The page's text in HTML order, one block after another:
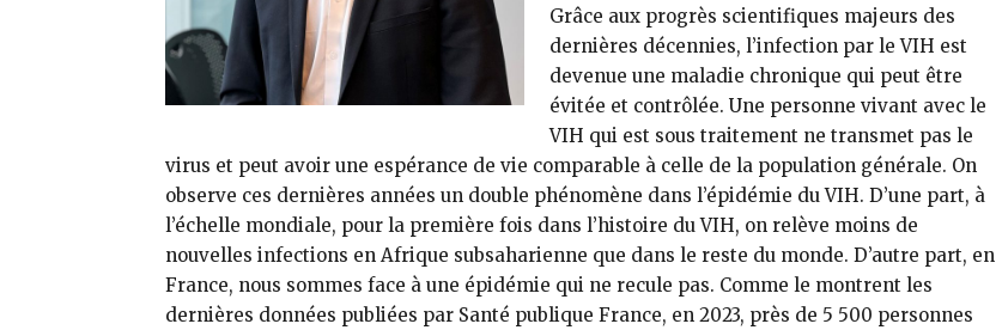
Grâce aux progrès scientifiques majeurs des
dernières décennies, l’infection par le VIH est
devenue une maladie chronique qui peut être
évitée et contrôlée. Une personne vivant avec le
VIH qui est sous traitement ne transmet pas le
virus et peut avoir une espérance de vie comparable à celle de la population générale. On
observe ces dernières années un double phénomène dans l’épidémie du VIH. D’une part, à
l’échelle mondiale, pour la première fois dans l’histoire du VIH, on relève moins de
nouvelles infections en Afrique subsaharienne que dans le reste du monde. D’autre part, en
France, nous sommes face à une épidémie qui ne recule pas. Comme le montrent les
dernières données publiées par Santé publique France, en 2023, près de 5 500 personnes